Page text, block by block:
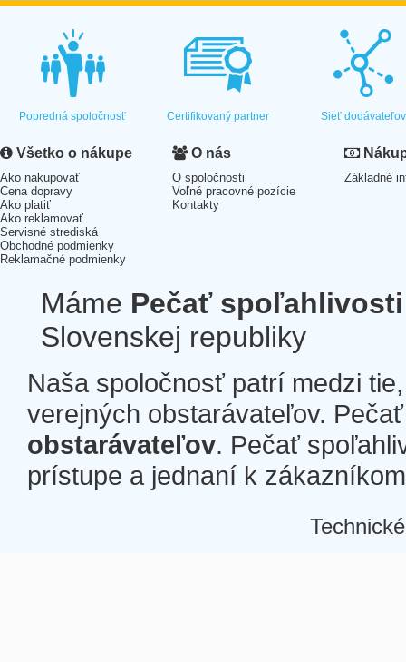
Popredná spoločnosť Certifikovaný partner Sieť dodávateľov
Všetko o nákupe
Ako nakupovať
Cena dopravy
Ako platiť
Ako reklamovať
Servisné strediská
Obchodné podmienky
Reklamačné podmienky
O nás
O spoločnosti
Voľné pracovné pozície
Kontakty
Základné
Máme Pečať spoľahlivosti
Slovenskej republiky
Naša spoločnosť patrí medzi
verejných obstarávateľov.
obstarávateľov. Pečať
prístupe a jednaní k